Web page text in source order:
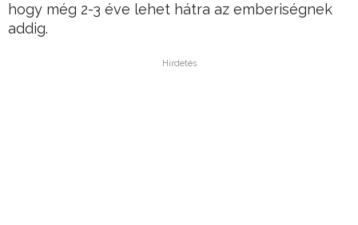
hogy még 2-3 éve lehet hátra az emberiségnek
addig.
Hirdetés